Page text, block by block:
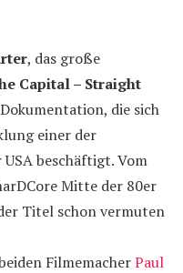
, das große
Capital – Straight
die sich
einer der
beschäftigt. Vom
Mitte der 80er
Titel schon vermuten
FilmemacherPaul